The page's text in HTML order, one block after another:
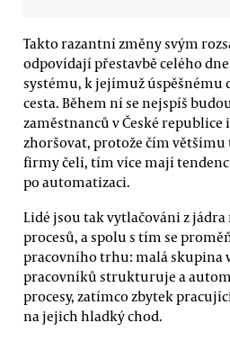
Takto razantní změny svým
odpovídají přestavbě celého
systému, k jejímuž úspěšnému
cesta. Během ní se nejspíš
zaměstnanců v České republice
zhoršovat, protože čím
firmy čelí, tím více mají
po automatizaci.
Lidé jsou tak vytlačováni z
procesů, a spolu s tím se
pracovního trhu: malá skupina
pracovníků strukturuje a
procesy, zatímco zbytek
na jejich hladký chod.